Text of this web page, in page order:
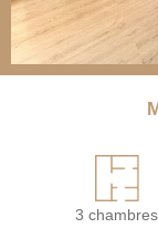
3 chambres